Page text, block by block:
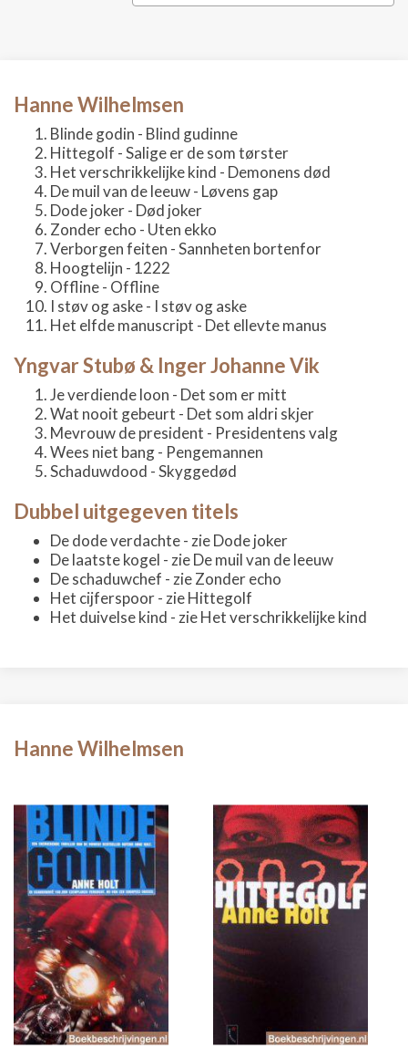
Hanne Wilhelmsen
Blinde godin - Blind gudinne
Hittegolf - Salige er de som tørster
Het verschrikkelijke kind - Demonens død
De muil van de leeuw - Løvens gap
Dode joker - Død joker
Zonder echo - Uten ekko
Verborgen feiten - Sannheten bortenfor
Hoogtelijn - 1222
Offline - Offline
I støv og aske - I støv og aske
Het elfde manuscript - Det ellevte manus
Yngvar Stubø & Inger Johanne Vik
Je verdiende loon - Det som er mitt
Wat nooit gebeurt - Det som aldri skjer
Mevrouw de president - Presidentens valg
Wees niet bang - Pengemannen
Schaduwdood - Skyggedød
Dubbel uitgegeven titels
De dode verdachte - zie Dode joker
De laatste kogel - zie De muil van de leeuw
De schaduwchef - zie Zonder echo
Het cijferspoor - zie Hittegolf
Het duivelse kind - zie Het verschrikkelijke kind
Hanne Wilhelmsen